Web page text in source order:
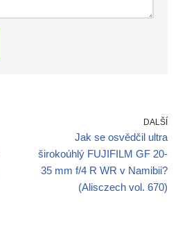
DALŠÍ
Jak se osvědčil ultra
širokoúhlý FUJIFILM GF 20-
35 mm f/4 R WR v Namibii?
(Alisczech vol. 670)